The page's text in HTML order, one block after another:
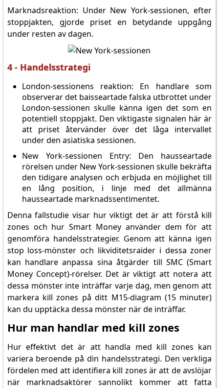
Marknadsreaktion: Under New York-sessionen, efter
stoppjakten, gjorde priset en betydande uppgång
under resten av dagen.
4 - Handelsstrategi
London-sessionens reaktion: En handlare som
observerar det baisseartade falska utbrottet under
London-sessionen skulle känna igen det som en
potentiell stoppjakt. Den viktigaste signalen här är
att priset återvänder över det låga intervallet
under den asiatiska sessionen.
New York-sessionen Entry: Den hausseartade
rörelsen under New York-sessionen skulle bekräfta
den tidigare analysen och erbjuda en möjlighet till
en lång position, i linje med det allmänna
hausseartade marknadssentimentet.
Denna fallstudie visar hur viktigt det är att förstå kill
zones och hur Smart Money använder dem för att
genomföra handelsstrategier. Genom att känna igen
stop loss-mönster och likviditetsraider i dessa zoner
kan handlare anpassa sina åtgärder till SMC (Smart
Money Concept)-rörelser. Det är viktigt att notera att
dessa mönster inte inträffar varje dag, men genom att
markera kill zones på ditt M15-diagram (15 minuter)
kan du upptäcka dessa mönster när de inträffar.
Hur man handlar med kill zones
Hur effektivt det är att handla med kill zones kan
variera beroende på din handelsstrategi. Den verkliga
fördelen med att identifiera kill zones är att de avslöjar
när marknadsaktörer sannolikt kommer att fatta